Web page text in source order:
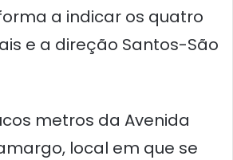
a indicar os quatro
e a direção Santos-São
metros da Avenida
local em que se